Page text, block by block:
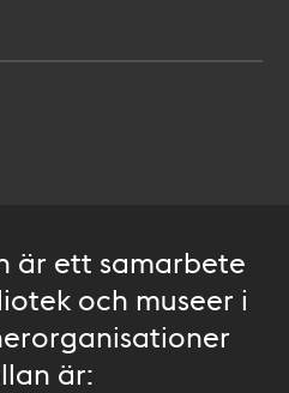
är ett samarbete
och museer i
är: